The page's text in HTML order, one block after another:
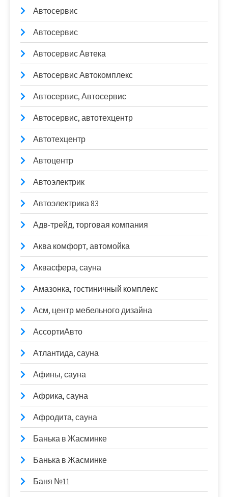
Автосервис
Автосервис
Автосервис Автека
Автосервис Автокомплекс
Автосервис, Автосервис
Автосервис, автотехцентр
Автотехцентр
Автоцентр
Автоэлектрик
Автоэлектрика 83
Адв-трейд, торговая компания
Аква комфорт, автомойка
Аквасфера, сауна
Амазонка, гостиничный комплекс
Асм, центр мебельного дизайна
АссортиАвто
Атлантида, сауна
Афины, сауна
Африка, сауна
Афродита, сауна
Банька в Жасминке
Банька в Жасминке
Баня №11